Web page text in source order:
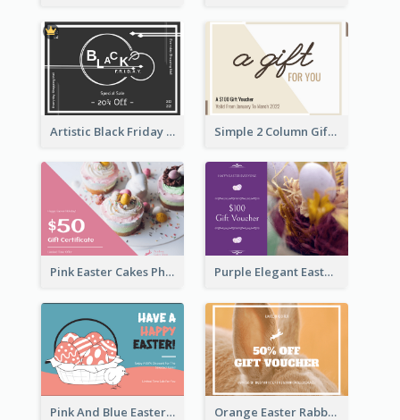
Artistic Black Friday Graphic Gift Card Simple 2 Column Gift Card
Pink Easter Cakes Photo Cake Shop Gift Card Purple Elegant Easter Egg Photo Gift Card
Pink And Blue Easter Egg Sale Gift Card Orange Easter Rabbit Photo Sale Gift Card